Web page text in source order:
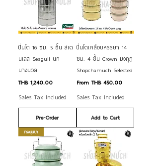
ปิ่นโต 16 ซม. 5 ชั้น สเต
นเลส Seagull นก
นางนวล
Price
THB 1,240.00
Sales Tax Included
Pre-Order
ปิ่นโตเคลือบหรรษา 14
ซม. 4 ชั้น Crown มงกุฎ
Shopchamuch Selected
From THB 450.00
Sale Price
Sales Tax Included
Add to Cart
ทรงบุษบา